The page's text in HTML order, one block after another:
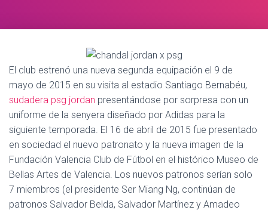
E
G
C
N
El club estrenó una nueva segunda equipación el 9 de
mayo de 2015 en su visita al estadio Santiago Bernabéu,
sudadera psg jordan presentándose por sorpresa con un
uniforme de la senyera diseñado por Adidas para la
siguiente temporada. El 16 de abril de 2015 fue presentado
en sociedad el nuevo patronato y la nueva imagen de la
Fundación Valencia Club de Fútbol en el histórico Museo de
Bellas Artes de Valencia. Los nuevos patronos serían solo
7 miembros (el presidente Ser Miang Ng, continúan de
patronos Salvador Belda, Salvador Martínez y Amadeo